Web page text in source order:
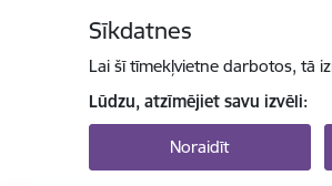
Sīkdatnes
Lai šī tīmekļvietne darbotos, tā
Lūdzu, atzīmējiet savu izvēli:
Noraidīt